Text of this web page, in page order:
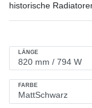
historische
LÄNGE
FARBE